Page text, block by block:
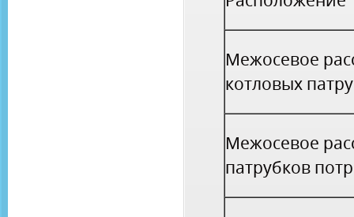
Межосевое
котловых
Межосевое
патрубков